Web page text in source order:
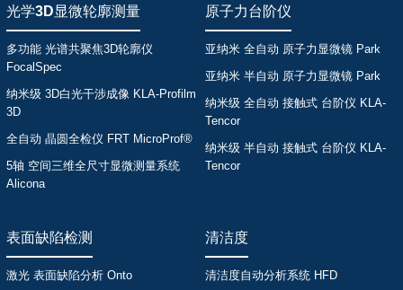
光学3D显微轮廓测量
多功能 光谱共聚焦3D轮廓仪
FocalSpec
纳米级 3D白光干涉成像 KLA-Profilm
3D
全自动 晶圆全检仪 FRT MicroProf®
5轴 空间三维全尺寸显微测量系统
Alicona
原子力台阶仪
亚纳米 全自动 原子力显微镜 Park
亚纳米 半自动 原子力显微镜 Park
纳米级 全自动 接触式 台阶仪 KLA-
Tencor
纳米级 半自动 接触式 台阶仪 KLA-
Tencor
表面缺陷检测
激光 表面缺陷分析 Onto
清洁度
清洁度自动分析系统 HFD